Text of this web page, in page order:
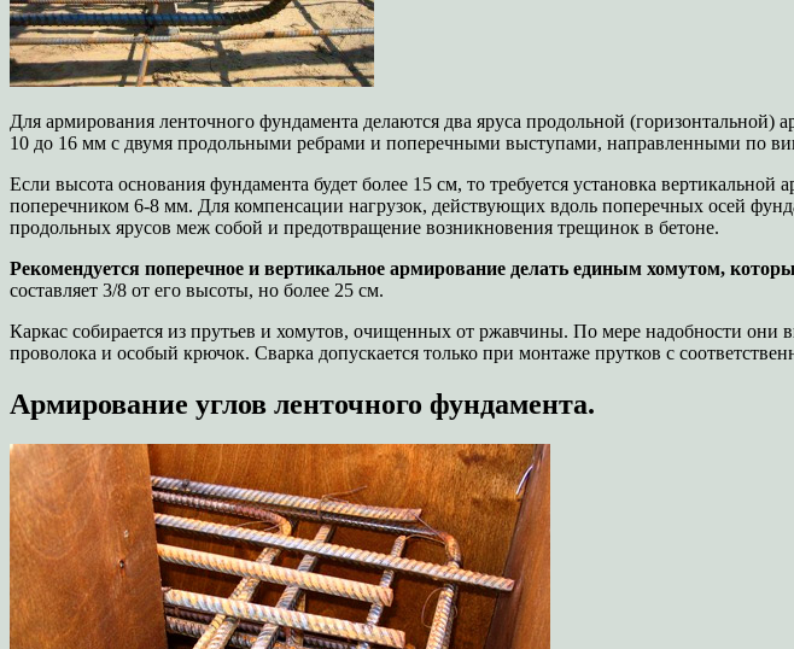
Для армирования ленточного фундамента делаются два яруса продольной
10 до 16 мм с двумя продольными ребрами и поперечными выступами, направленными по
Если высота основания фундамента будет более 15 см, то требуется установка
поперечником 6-8 мм. Для компенсации нагрузок, действующих вдоль поперечных осей
продольных ярусов меж собой и предотвращение возникновения трещинок в бетоне.
Рекомендуется поперечное и вертикальное армирование делать единым хомутом,
составляет 3/8 от его высоты, но более 25 см.
Каркас собирается из прутьев и хомутов, очищенных от ржавчины. По мере надобности
проволока и особый крючок. Сварка допускается только при монтаже прутков с
Армирование углов ленточного фундамента.